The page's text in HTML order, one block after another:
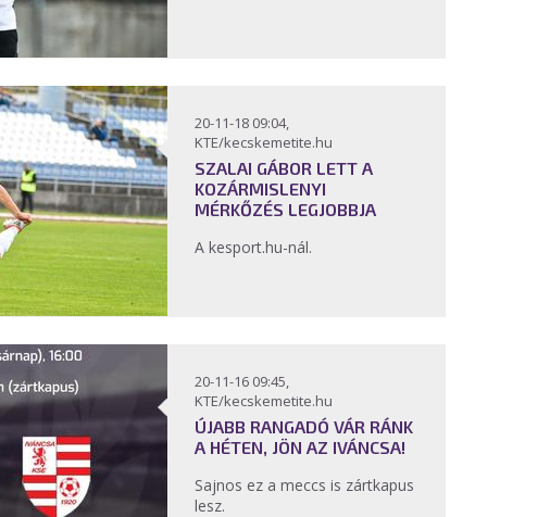
20-11-18 09:04,
KTE/kecskemetite.hu
SZALAI GÁBOR LETT A
KOZÁRMISLENYI
MÉRKŐZÉS LEGJOBBJA
A kesport.hu-nál.
20-11-16 09:45,
KTE/kecskemetite.hu
ÚJABB RANGADÓ VÁR RÁNK
A HÉTEN, JÖN AZ IVÁNCSA!
Sajnos ez a meccs is zártkapus
lesz.